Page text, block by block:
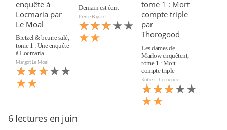
Bretzel & beurre salé,
tome 1 : Une enquête
à Locmaria
Margot Le Moal
★★★★★
★★★
★★
Demain est écrit
Pierre Bayard
★★★★★
★★★
★★
Les dames de
Marlow enquêtent,
tome 1 : Mort
compte triple
Robert Thorogood
★★★★★
★★★
★★
6 lectures en juin